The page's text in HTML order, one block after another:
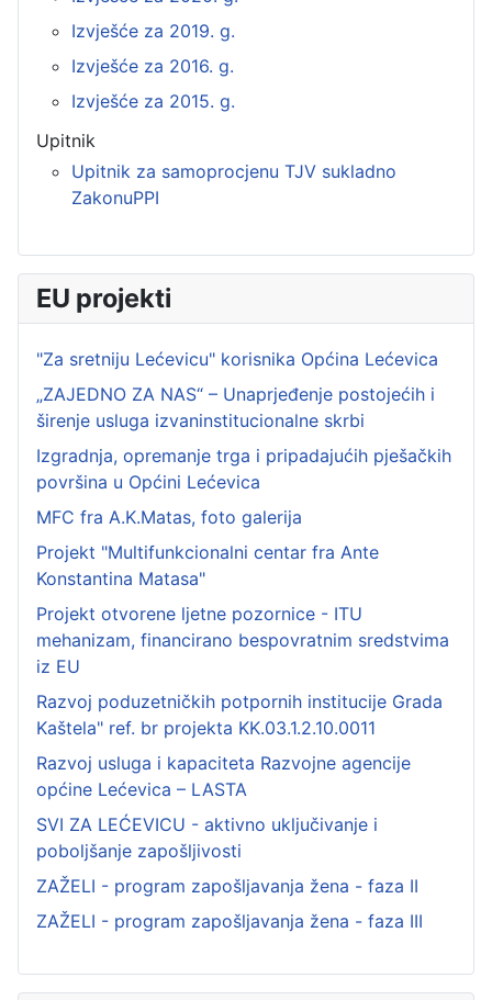
Izvješće za 2019. g.
Izvješće za 2016. g.
Izvješće za 2015. g.
Upitnik
Upitnik za samoprocjenu TJV sukladno
ZakonuPPI
EU projekti
"Za sretniju Lećevicu" korisnika Općina Lećevica
„ZAJEDNO ZA NAS“ – Unaprjeđenje postojećih i
širenje usluga izvaninstitucionalne skrbi
Izgradnja, opremanje trga i pripadajućih pješačkih
površina u Općini Lećevica
MFC fra A.K.Matas, foto galerija
Projekt "Multifunkcionalni centar fra Ante
Konstantina Matasa"
Projekt otvorene ljetne pozornice - ITU
mehanizam, financirano bespovratnim sredstvima
iz EU
Razvoj poduzetničkih potpornih institucije Grada
Kaštela" ref. br projekta KK.03.1.2.10.0011
Razvoj usluga i kapaciteta Razvojne agencije
općine Lećevica – LASTA
SVI ZA LEĆEVICU - aktivno uključivanje i
poboljšanje zapošljivosti
ZAŽELI - program zapošljavanja žena - faza II
ZAŽELI - program zapošljavanja žena - faza III